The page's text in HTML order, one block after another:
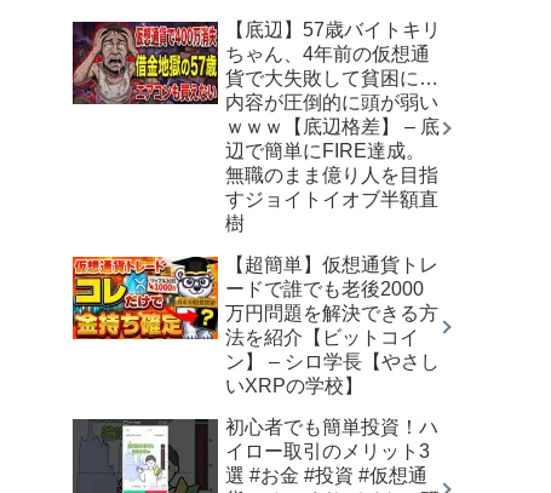
【底辺】57歳バイトキリ
ちゃん、4年前の仮想通
貨で大失敗して貧困に…
内容が圧倒的に頭が弱い
ｗｗｗ【底辺格差】 – 底
辺で簡単にFIRE達成。
無職のまま億り人を目指
すジョイトイオブ半額直
樹
【超簡単】仮想通貨トレ
ードで誰でも老後2000
万円問題を解決できる方
法を紹介【ビットコイ
ン】 – シロ学長【やさし
いXRPの学校】
初心者でも簡単投資！ハ
イロー取引のメリット3
選 #お金 #投資 #仮想通